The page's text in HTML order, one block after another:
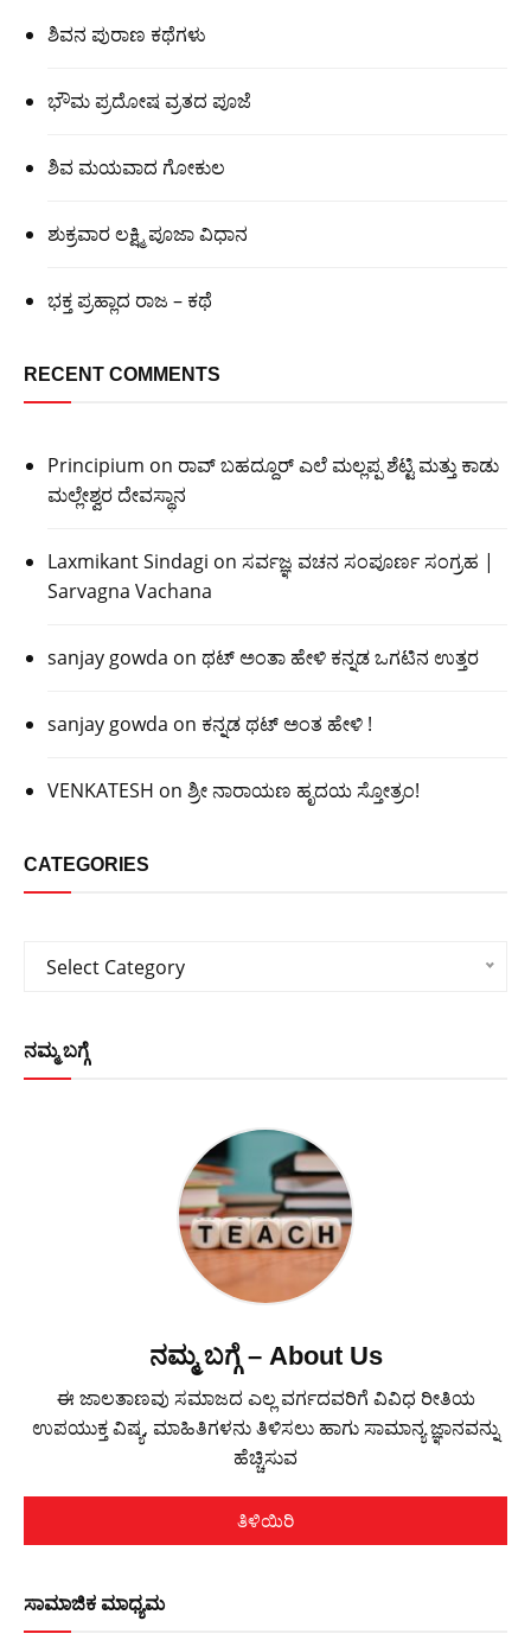
ಶಿವನ ಪುರಾಣ ಕಥೆಗಳು
ಭೌಮ ಪ್ರದೋಷ ವ್ರತದ ಪೂಜೆ
ಶಿವ ಮಯವಾದ ಗೋಕುಲ
ಶುಕ್ರವಾರ ಲಕ್ಷ್ಮಿ ಪೂಜಾ ವಿಧಾನ
ಭಕ್ತ ಪ್ರಹ್ಲಾದ ರಾಜ – ಕಥೆ
RECENT COMMENTS
Principium on ರಾವ್ ಬಹದ್ದೂರ್ ಎಲೆ ಮಲ್ಲಪ್ಪ ಶೆಟ್ಟಿ ಮತ್ತು ಕಾಡು
ಮಲ್ಲೇಶ್ವರ ದೇವಸ್ಥಾನ
Laxmikant Sindagi on ಸರ್ವಜ್ಞ ವಚನ ಸಂಪೂರ್ಣ ಸಂಗ್ರಹ |
Sarvagna Vachana
sanjay gowda on ಥಟ್ ಅಂತಾ ಹೇಳಿ ಕನ್ನಡ ಒಗಟಿನ ಉತ್ತರ
sanjay gowda on ಕನ್ನಡ ಥಟ್ ಅಂತ ಹೇಳಿ !
VENKATESH on ಶ್ರೀ ನಾರಾಯಣ ಹೃದಯ ಸ್ತೋತ್ರಂ!
CATEGORIES
Categories
Select Category
ನಮ್ಮ ಬಗ್ಗೆ
ನಮ್ಮ ಬಗ್ಗೆ – About Us
ಈ ಜಾಲತಾಣವು ಸಮಾಜದ ಎಲ್ಲ ವರ್ಗದವರಿಗೆ ವಿವಿಧ ರೀತಿಯ
ಉಪಯುಕ್ತ ವಿಷ್ಯ, ಮಾಹಿತಿಗಳನು ತಿಳಿಸಲು ಹಾಗು ಸಾಮಾನ್ಯ ಜ್ಞಾನವನ್ನು
ಹೆಚ್ಚಿಸುವ
ತಿಳಿಯಿರಿ
ಸಾಮಾಜಿಕ ಮಾಧ್ಯಮ